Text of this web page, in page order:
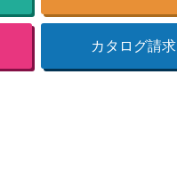
カタログ請求